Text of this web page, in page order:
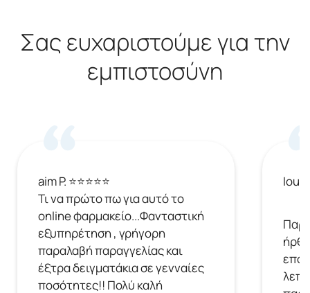
Σας ευχαριστούμε για την
εμπιστοσύνη
aim P. ⭐⭐⭐⭐⭐
Τι να πρώτο πω για αυτό το
online φαρμακείο...Φανταστική
εξυπηρέτηση , γρήγορη
παραλαβή παραγγελίας και
έξτρα δειγματάκια σε γενναίες
ποσότητες!! Πολύ καλή
Ioulia